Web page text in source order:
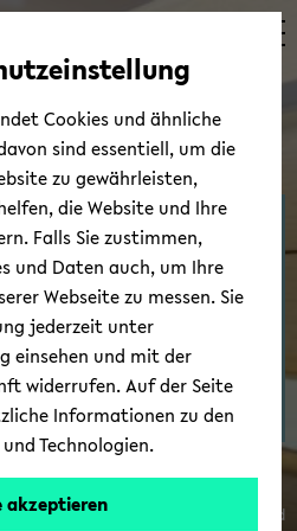
Automatische
vermeiden
zum
wechseln
zum
wechseln
zum
wechseln
Ab­tei­lung Ge­schichts­wis­
sen­schaft
© Uni­ver­si­tät Bie­le­feld
Cookies und ähnliche
sind essentiell, um die
zu gewährleisten,
die Website und Ihre
Falls Sie zustimmen,
und Daten auch, um Ihre
Webseite zu messen. Sie
jederzeit unter
einsehen und mit der
widerrufen. Auf der Seite
Informationen zu den
Technologien.
akzeptieren